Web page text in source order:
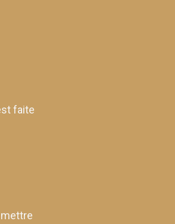
faite